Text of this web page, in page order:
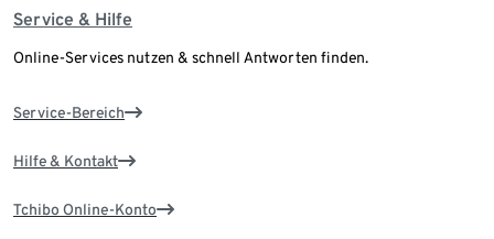
Service & Hilfe
Online-Services nutzen & schnell Antworten finden.
Service-Bereich
Hilfe & Kontakt
Tchibo Online-Konto